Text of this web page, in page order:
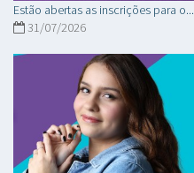
Estão abertas as inscrições para o...
31/07/2026